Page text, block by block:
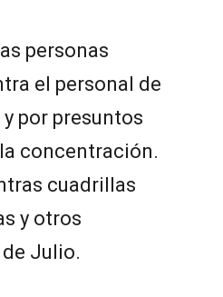
personas
el personal de
por presuntos
concentración.
cuadrillas
y otros
Julio.